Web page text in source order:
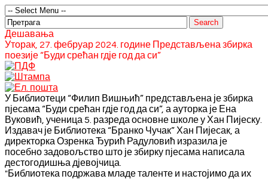
Дешавања
Уторак, 27. фебруар 2024. године Представљена збирка
поезије “Буди срећан гдје год да си”
У Библиотеци “Филип Вишњић” представљена је збирка
пјесама “Буди срећан гдје год да си”, а ауторка је Ена
Вуковић, ученица 5. разреда основне школе у Хан Пијеску.
Издавач је Библиотека “Бранко Чучак” Хан Пијесак, а
директорка Озренка Ђурић Радуловић изразила је
посебно задовољство што је збирку пјесама написала
дестогодишња дјевојчица.
"Библиотека подржава младе таленте и настојимо да их